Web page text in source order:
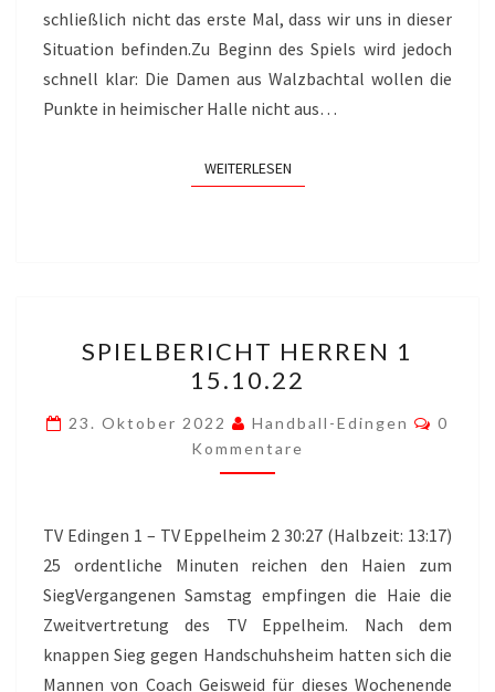
schließlich nicht das erste Mal, dass wir uns in dieser
Situation befinden.Zu Beginn des Spiels wird jedoch
schnell klar: Die Damen aus Walzbachtal wollen die
Punkte in heimischer Halle nicht aus…
WEITERLESENWEITERLESEN
HERREN
1
15.10.22
SPIELBERICHT HERREN 1
15.10.22
23. Oktober 2022 Handball-Edingen
0
Kommentare
TV Edingen 1 – TV Eppelheim 2 30:27 (Halbzeit: 13:17)
25 ordentliche Minuten reichen den Haien zum
SiegVergangenen Samstag empfingen die Haie die
Zweitvertretung des TV Eppelheim. Nach dem
knappen Sieg gegen Handschuhsheim hatten sich die
Mannen von Coach Geisweid für dieses Wochenende